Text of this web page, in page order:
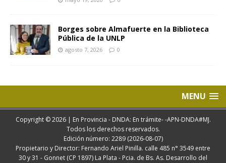
Borges sobre Almafuerte en la Biblioteca
Pública de la UNLP
agosto 7, 2026 0
MENU
Copyright © 2026 | En Provincia - DNDA: En trámite- -APN-DNDA#MJ.
Todos los derechos reservados.
Edición número: 2289 (2026-08-07)
Propietario y Director: Fernando Ariel Pinilla. calle 485 n° 3549 entre
30 y 31 - Gonnet (CP 1897) La Plata - Pcia. de Bs. As. Desarrollo del